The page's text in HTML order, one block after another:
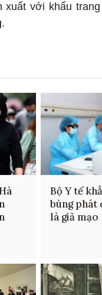
xuất với khẩu
Bộ Y tế
bùng phát
là giả mạo